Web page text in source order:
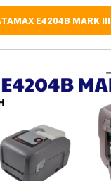
E4204B MARK III